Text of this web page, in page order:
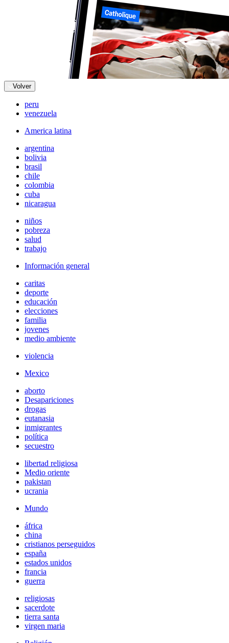
Volver
peru
venezuela
America latina
argentina
bolivia
brasil
chile
colombia
cuba
nicaragua
niños
pobreza
salud
trabajo
Información general
caritas
deporte
educación
elecciones
familia
jovenes
medio ambiente
violencia
Mexico
aborto
Desapariciones
drogas
eutanasia
inmigrantes
política
secuestro
libertad religiosa
Medio oriente
pakistan
ucrania
Mundo
áfrica
china
cristianos perseguidos
españa
estados unidos
francia
guerra
religiosas
sacerdote
tierra santa
virgen maria